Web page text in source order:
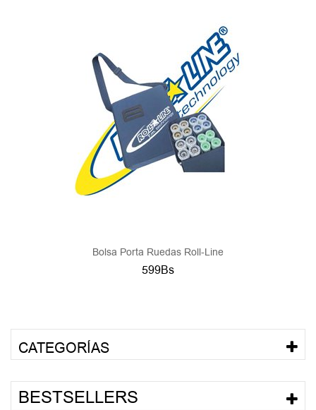
Bolsa Porta Ruedas Roll-Line
599Bs
CATEGORÍAS
BESTSELLERS